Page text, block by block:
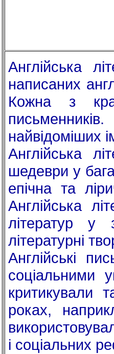
Англійська
написаних
Кожна з
найвідоміших
Англійська
шедеври у
епічна та
Англійська
літератур у
літературні
Англійські
соціальними
критикували
роках,
і соціальних